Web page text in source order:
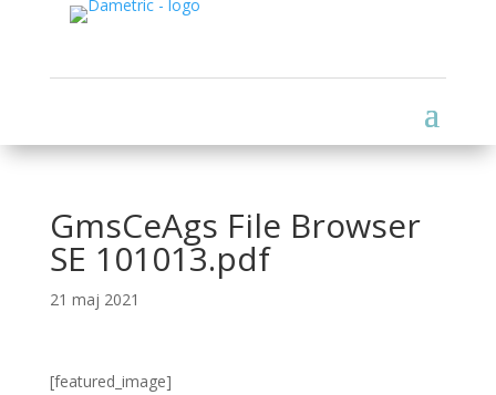
GmsCeAgs File Browser
SE 101013.pdf
21 maj 2021
[featured_image]